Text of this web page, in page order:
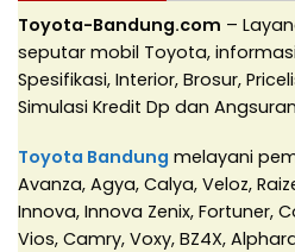
Toyota-Bandung.com –
seputar mobil Toyota,
Spesifikasi, Interior, Brosur,
Simulasi Kredit Dp dan
Toyota Bandung melayani
Avanza, Agya, Calya, Veloz,
Innova, Innova Zenix, Fortuner,
Vios, Camry, Voxy, BZ4X,